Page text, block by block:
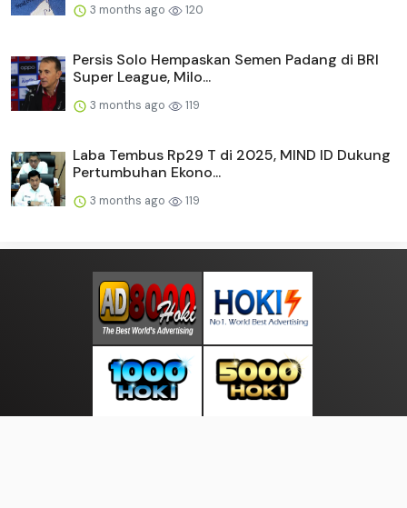
3 months ago 120
Persis Solo Hempaskan Semen Padang di BRI
Super League, Milo...
3 months ago 119
Laba Tembus Rp29 T di 2025, MIND ID Dukung
Pertumbuhan Ekono...
3 months ago 119